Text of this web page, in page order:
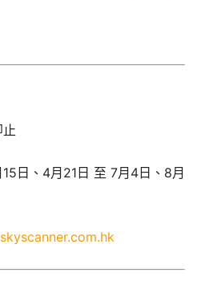
日、4月21日 至 7月4日、8月